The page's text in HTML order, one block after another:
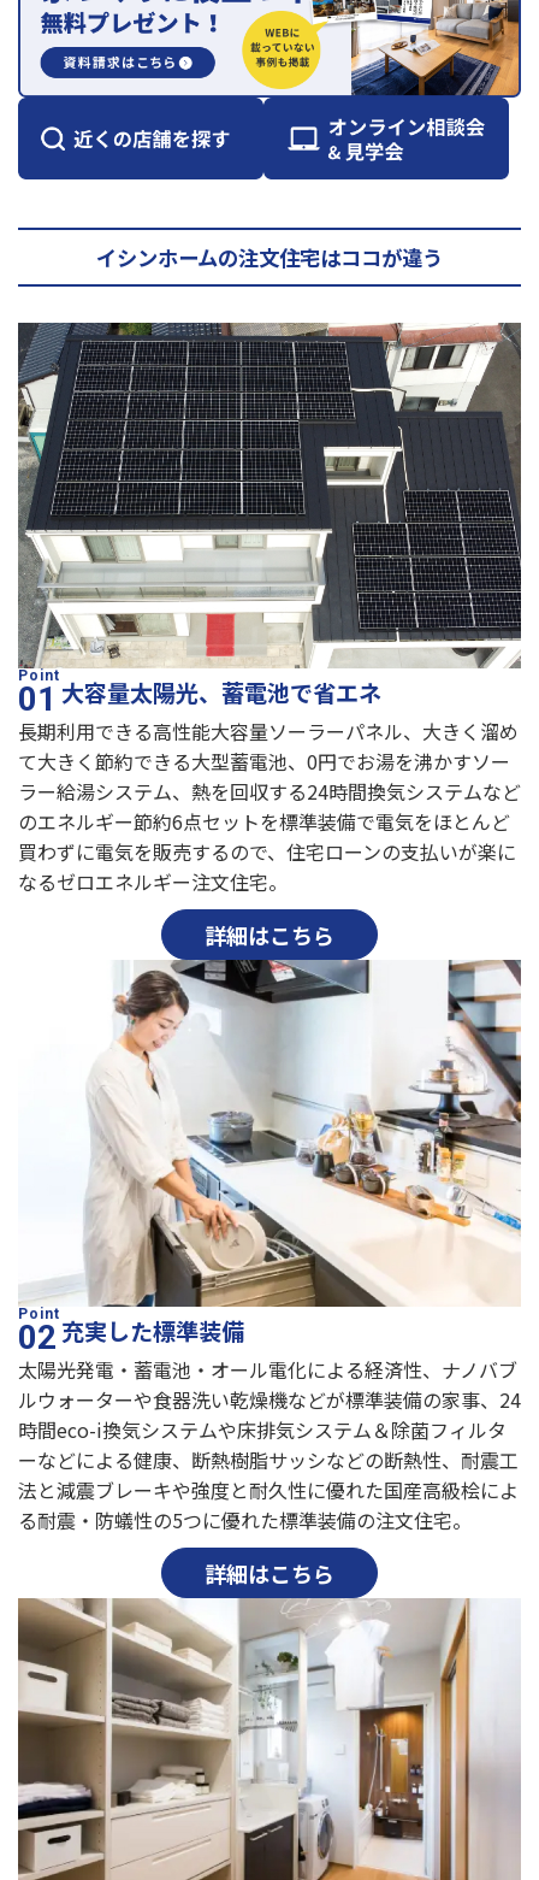
イシンホームの注文住宅はココが違う
大容量太陽光、蓄電池で省エネ
長期利用できる高性能大容量ソーラーパネル、大きく溜め
て大きく節約できる大型蓄電池、0円でお湯を沸かすソー
ラー給湯システム、熱を回収する24時間換気システムなど
のエネルギー節約6点セットを標準装備で電気をほとんど
買わずに電気を販売するので、住宅ローンの支払いが楽に
なるゼロエネルギー注文住宅。
詳細はこちら
充実した標準装備
太陽光発電・蓄電池・オール電化による経済性、ナノバブ
ルウォーターや食器洗い乾燥機などが標準装備の家事、24
時間eco-i換気システムや床排気システム＆除菌フィルタ
ーなどによる健康、断熱樹脂サッシなどの断熱性、耐震工
法と減震ブレーキや強度と耐久性に優れた国産高級桧によ
る耐震・防蟻性の5つに優れた標準装備の注文住宅。
詳細はこちら